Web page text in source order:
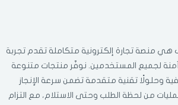
منصة تجارة إلكترونية متكاملة تقدم تجربة
لجميع المستخدمين. نوفّر منتجات متنوعة
وحلولًا تقنية متقدمة تضمن سرعة الإنجاز
من لحظة الطلب وحتى الاستلام، مع التزام